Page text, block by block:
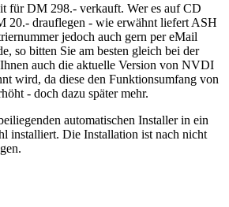
für DM 298.- verkauft. Wer es auf CD
20.- drauflegen - wie erwähnt liefert ASH
jedoch auch gern per eMail
so bitten Sie am besten gleich bei der
auch die aktuelle Version von NVDI
wird, da diese den Funktionsumfang von
- doch dazu später mehr.
automatischen Installer in ein
installiert. Die Installation ist nach nicht